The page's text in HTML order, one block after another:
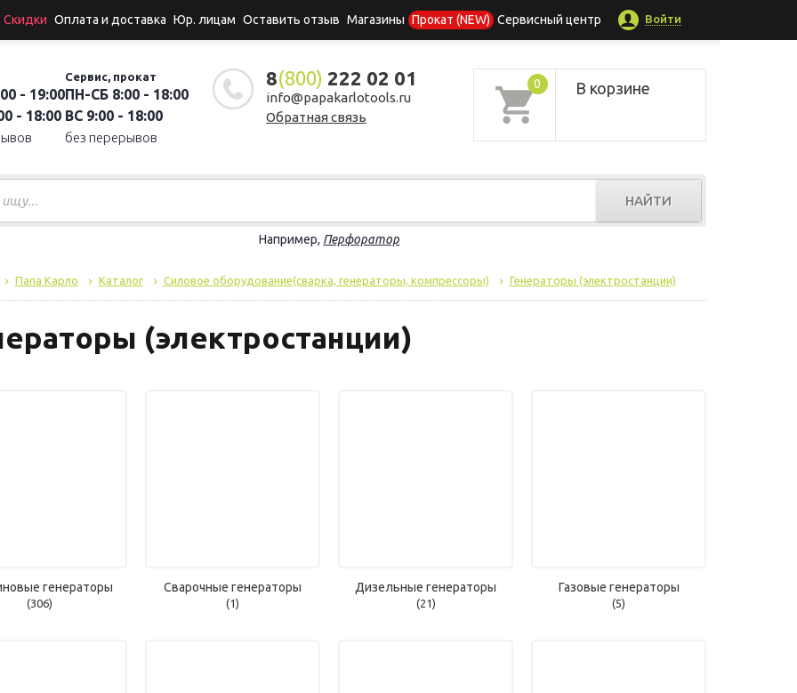
Скидки Оплата и доставка Юр. лицам Оставить отзыв Магазины Прокат (NEW) Сервисный центр Войти
- 19:00
- 18:00
Сервис, прокат
ПН-СБ 8:00 - 18:00
ВС 9:00 - 18:00
без перерывов
8(800) 222 02 01
info@papakarlotools.ru
Обратная связь
0 В корзине
НАЙТИ
Например, Перфоратор
Папа Карло Каталог Силовое оборудование(сварка, генераторы, компрессоры) Генераторы (электростанции)
(электростанции)
генераторы
(306)
Сварочные генераторы
(1)
Дизельные генераторы
(21)
Газовые генераторы
(5)